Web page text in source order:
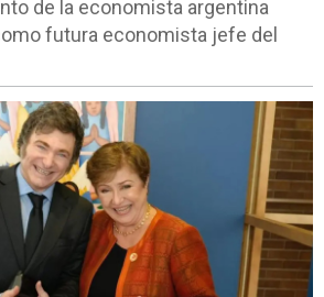
de la economista argentina
futura economista jefe del